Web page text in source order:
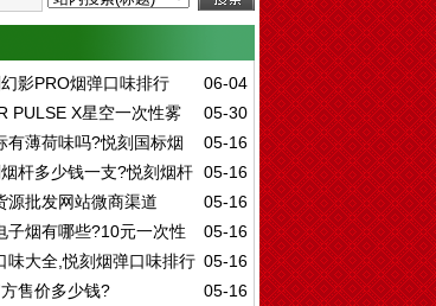
06-04
影PRO烟弹口味排行
最受欢迎口味评测
05-30
PULSE X星空一次性雾
PULSE X星空多少钱
05-16
有薄荷味吗?悦刻国标烟
榜
05-16
杆多少钱一支?悦刻烟杆
05-16
源批发网站微商渠道
05-16
子烟有哪些?10元一次性
05-16
味大全,悦刻烟弹口味排行
05-16
售价多少钱?